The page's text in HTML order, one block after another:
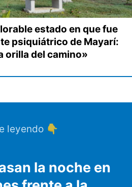
estado en que fue
psiquiátrico de Mayarí:
orilla del camino»
leyendo 👇